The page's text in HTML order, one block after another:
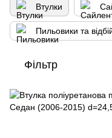
Втулки
Пильовики та
Фільтр